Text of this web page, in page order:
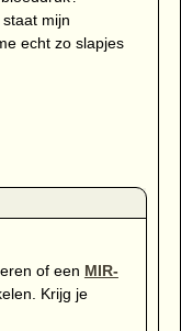
mijn
echt zo slapjes
of een MIR-
Krijg je